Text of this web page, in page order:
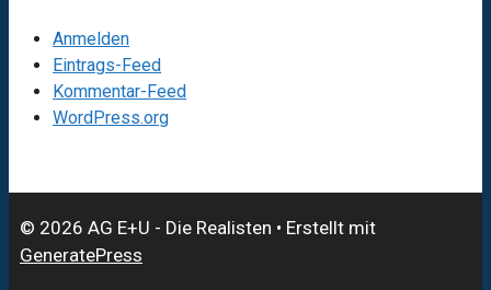
Anmelden
Eintrags-Feed
Kommentar-Feed
WordPress.org
© 2026 AG E+U - Die Realisten • Erstellt mit
GeneratePress